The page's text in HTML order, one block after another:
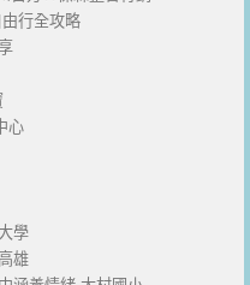
行全攻略
心
學
雄